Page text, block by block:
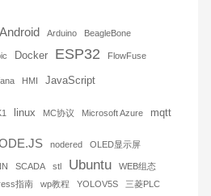
Android Arduino BeagleBone
Docker ESP32 FlowFuse
HMI JavaScript
linux MC协议 Microsoft Azure mqtt
nodered OLED显示屏
SCADA stl Ubuntu
WEB组态
指南 wp教程 YOLOV5S 三菱PLC